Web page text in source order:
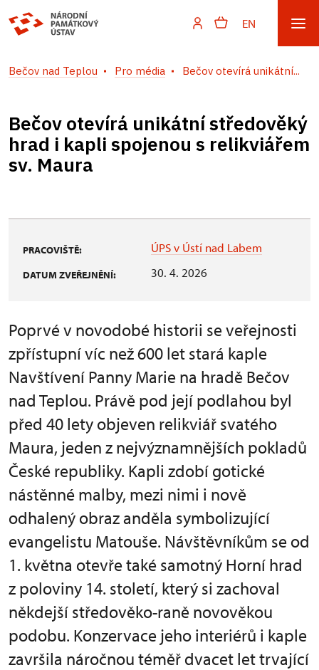
EN
Bečov nad Teplou Pro média Bečov otevírá unikátní...
Bečov otevírá unikátní středověký
hrad i kapli spojenou s relikviářem
sv. Maura
PRACOVIŠTĚ: ÚPS v Ústí nad Labem
DATUM ZVEŘEJNĚNÍ: 30. 4. 2026
Poprvé v novodobé historii se veřejnosti
zpřístupní víc než 600 let stará kaple
Navštívení Panny Marie na hradě Bečov
nad Teplou. Právě pod její podlahou byl
před 40 lety objeven relikviář svatého
Maura, jeden z nejvýznamnějších pokladů
České republiky. Kapli zdobí gotické
nástěnné malby, mezi nimi i nově
odhalený obraz anděla symbolizující
evangelistu Matouše. Návštěvníkům se od
1. května otevře také samotný Horní hrad
z poloviny 14. století, který si zachoval
někdejší středověko-raně novověkou
podobu. Konzervace jeho interiérů i kaple
završila náročnou téměř dvacet let trvající